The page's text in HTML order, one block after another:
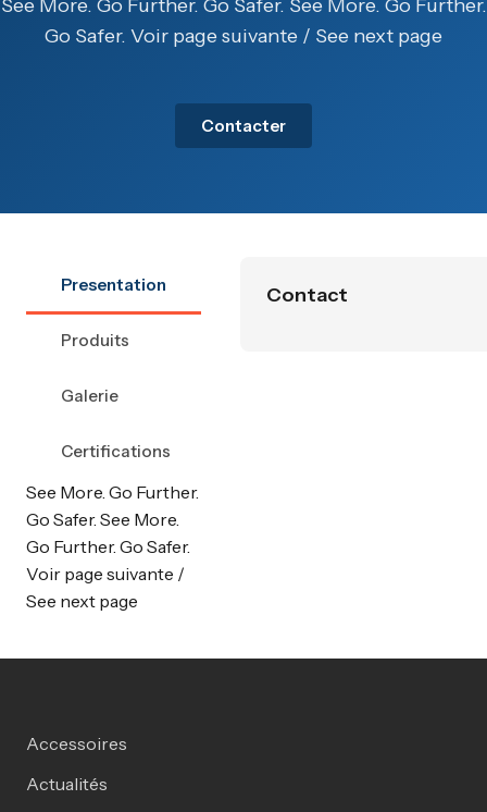
See More. Go Further. Go Safer. See More. Go Further.
Go Safer. Voir page suivante / See next page
Contacter
Presentation
Produits
Galerie
Certifications
See More. Go Further.
Go Safer. See More.
Go Further. Go Safer.
Voir page suivante /
See next page
Contact
Accessoires
Actualités